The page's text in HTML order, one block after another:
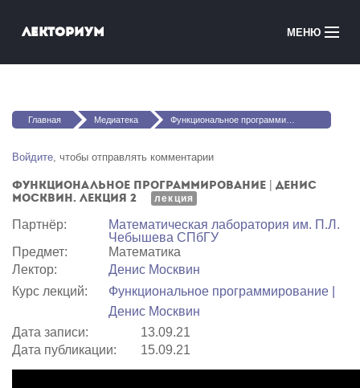
Лекториум МЕНЮ
Медиатека
Courses in English
Войти
Вы здесь
Главная Медиатека Функциональное программирование | Денис Москвин. Лекция 2
Войдите, чтобы отправлять комментарии
Функциональное программирование | Денис
Москвин. Лекция 2
лекция
Партнёр:
Математичеcкая лаборатория им. П.Л.
Чебышева СПбГУ
Предмет:
Математика
Лектор:
Денис Москвин
Курс лекций:
Функциональное программирование |
Денис Москвин
Дата записи:
13.09.21
Дата публикации:
15.09.21